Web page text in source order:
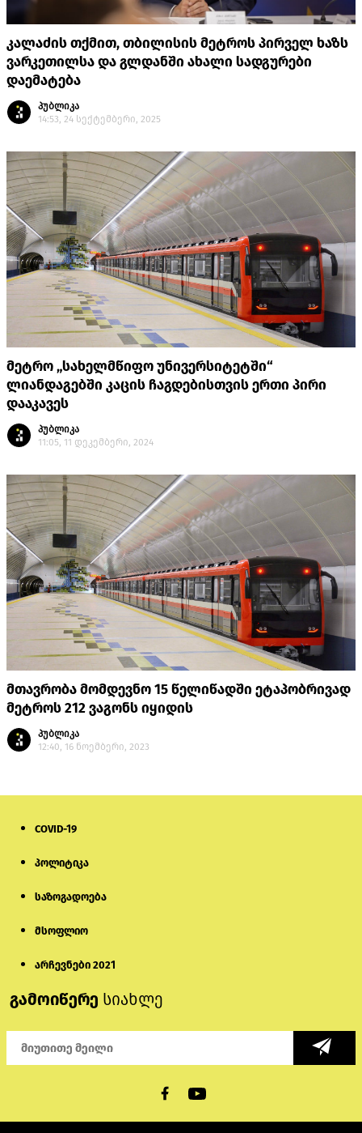
კალაძის თქმით, თბილისის მეტროს პირველ ხაზს
ვარკეთილსა და გლდანში ახალი სადგურები
დაემატება
პუბლიკა
14:53, 24 სექტემბერი, 2025
მეტრო „სახელმწიფო უნივერსიტეტში“
ლიანდაგებში კაცის ჩაგდებისთვის ერთი პირი
დააკავეს
პუბლიკა
11:05, 11 დეკემბერი, 2024
მთავრობა მომდევნო 15 წელიწადში ეტაპობრივად
მეტროს 212 ვაგონს იყიდის
პუბლიკა
12:40, 16 ნოემბერი, 2023
COVID-19
პოლიტიკა
საზოგადოება
მსოფლიო
არჩევნები 2021
გამოიწერე სიახლე